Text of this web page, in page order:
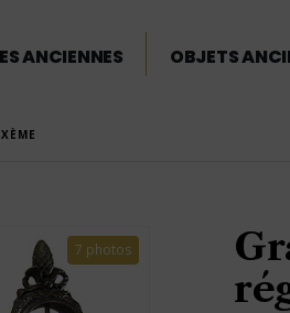
ANCIENNES OBJETS
7 photos